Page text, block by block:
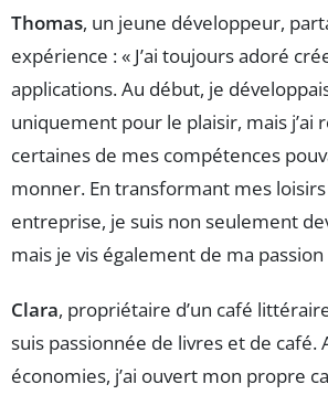
Thomas, un jeune développeur,
expérience : « J’ai toujours adoré
applications. Au début, je
uniquement pour le plaisir, mais j’ai
certaines de mes compétences
monner. En transformant mes
entreprise, je suis non seulement
mais je vis également de ma passion
Clara, propriétaire d’un café
suis passionnée de livres et de café.
économies, j’ai ouvert mon propre